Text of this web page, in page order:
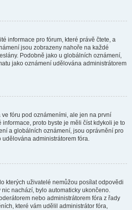
informace pro fórum, které právě čtete, a
jsou zobrazeny nahoře na každé
Podobně jako u globálních oznámení,
jako oznámení udělována administrátorem
fóru pod oznámeními, ale jen na první
proto byste je měli číst kdykoli je to
a globálních oznámení, jsou oprávnění pro
administrátorem fóra.
kterých uživatelé nemůžou posílat odpovědi
nachází, bylo automaticky ukončeno.
nebo administrátorem fóra z řady
které vám udělil administrátor fóra,